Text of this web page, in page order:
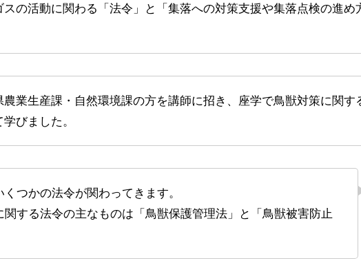
びました。
くつかの法令が関わってきます。
する法令の主なものは「鳥獣保護管理法」と「鳥獣被害防止